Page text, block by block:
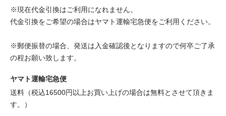
※現在代金引換はご利用になれません。
代金引換をご希望の場合はヤマト運輸宅急便をご利用ください。
※郵便振替の場合、発送は入金確認後となりますので何卒ご了承
の程お願い致します。
ヤマト運輸宅急便
送料（税込16500円以上お買い上げの場合は無料とさせて頂きま
す。）